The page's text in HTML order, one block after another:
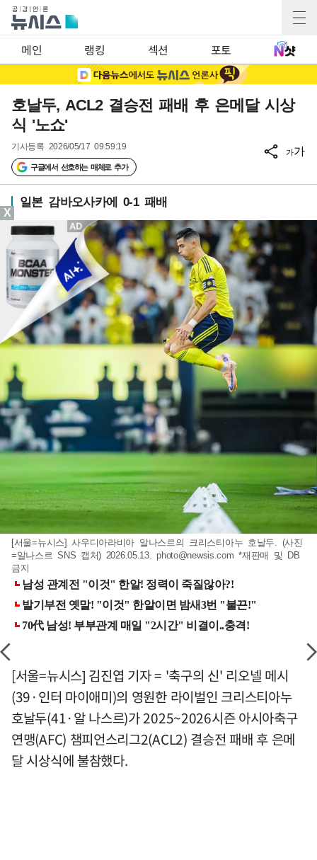
메인 랭킹 섹션 포토
호날두, ACL2 결승전 패배 후 은메달 시상
식 '노쇼'
기사등록 2026/05/17 09:59:19
구글에서 선호하는 매체로 추가
가가
일본 감바오사카에 0-1 패배
[서울=뉴시스] 사우디아라비아 알나스르의 크리스티아누 호날두. (사진
=알나스르 SNS 캡처) 2026.05.13.photo@newsis.com *재판매 및 DB
금지
[서울=뉴시스] 김진엽 기자 = '축구의 신' 리오넬 메시
(39·인터 마이애미)의 영원한 라이벌인 크리스티아누
호날두(41·알 나스르)가 2025~2026시즌 아시아축구
연맹(AFC) 챔피언스리그2(ACL2) 결승전 패배 후 은메
달 시상식에 불참했다.
X